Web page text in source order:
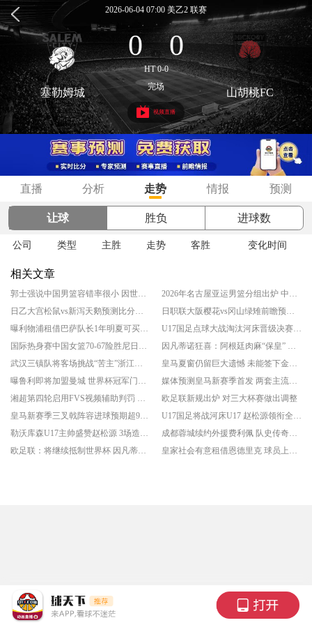
2026-06-04 07:00 美乙2 联赛
0 : 0
HT 0-0
塞勒姆城 完场 山胡桃FC
视频直播
直播 分析 走势 情报 预测
让球 胜负 进球数
公司 类型 主胜 走势 客胜 变化时间
相关文章
郭士强说中国男篮容错率很小 因世预赛成绩暂时靠后
2026年名古屋亚运男篮分组出炉 中国与菲律宾等同组
日乙大宫松鼠vs新泻天鹅预测比分结果 揭幕战谁先拔头筹
日职联大阪樱花vs冈山绿雉前瞻预测实力分析 升班马客场爆冷良机
曝利物浦租借巴萨队长1年明夏可买断 巴萨队长阿劳霍告别诺坎普
U17国足点球大战淘汰河床晋级决赛 将对阵阿森纳
国际热身赛中国女篮70-67险胜尼日利亚女篮 张子宇24分穆萨15分10板
因凡蒂诺狂喜：阿根廷肉麻“保皇” 欧足联态度仍强硬
武汉三镇队将客场挑战“苦主”浙江队 保级关键战
皇马夏窗仍留巨大遗憾 未能签下金球奖中场
曝鲁利即将加盟曼城 世界杯冠军门将回归
媒体预测皇马新赛季首发 两套主流阵型曝光
湘超第四轮启用FVS视频辅助判罚 此前多次出现争议判罚
欧足联新规出炉 对三大杯赛做出调整
皇马新赛季三叉戟阵容进球预期超90球 BBC之后最强组合
U17国足将战河床U17 赵松源领衔全主力出战
勒沃库森U17主帅盛赞赵松源 3场造6球让德甲梯队刮目相看
成都蓉城续约外援费利佩 队史传奇射手留战至2028
欧足联：将继续抵制世界杯 因凡蒂诺此前公开致歉
皇家社会有意租借恩德里克 球员上赛季外租期间表现出色